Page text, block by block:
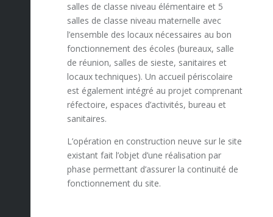
salles de classe niveau élémentaire et 5
salles de classe niveau maternelle avec
l’ensemble des locaux nécessaires au bon
fonctionnement des écoles (bureaux, salle
de réunion, salles de sieste, sanitaires et
locaux techniques). Un accueil périscolaire
est également intégré au projet comprenant
réfectoire, espaces d’activités, bureau et
sanitaires.
L’opération en construction neuve sur le site
existant fait l’objet d’une réalisation par
phase permettant d’assurer la continuité de
fonctionnement du site.